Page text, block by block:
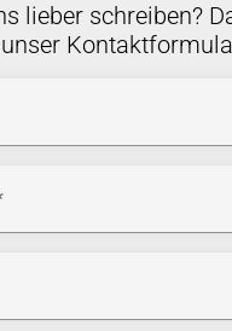
lieber schreiben?